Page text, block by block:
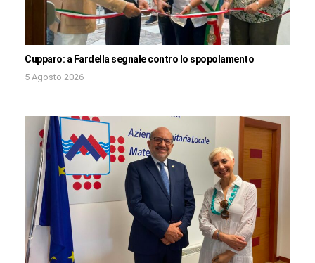
Cupparo: a Fardella segnale contro lo spopolamento
5 Agosto 2026